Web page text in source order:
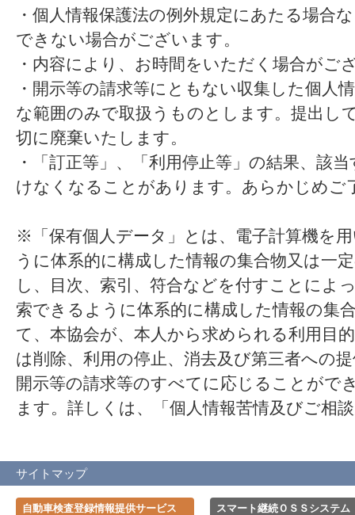
・個人情報保護法の例外規定にあたる場合
できない場合がございます。
・内容により、お時間をいただく場合がご
・開示等の請求等にともない収集した個人
な範囲のみで取扱うものとします。提出し
切に廃棄いたします。
・「訂正等」、「利用停止等」の結果、該
けなくなることがあります。あらかじめご
※「保有個人データ」とは、電子計算機を
うに体系的に構成した情報の集合物又は一
し、目次、索引、符合などを付すことによ
索できるように体系的に構成した情報の集
て、本協会が、本人から求められる利用目
は削除、利用の停止、消去及び第三者への
開示等の請求等のすべてに応じることがで
ます。詳しくは、「個人情報苦情及びご相
サイトマップ
自動車検査登録情報提供サービス スマート継続ＯＳＳシステム